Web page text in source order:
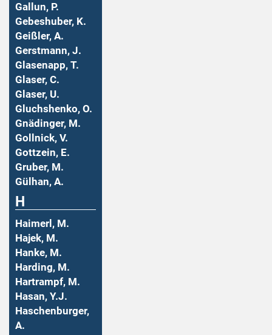
Gallun, P.
Gebeshuber, K.
Geißler, A.
Gerstmann, J.
Glasenapp, T.
Glaser, C.
Glaser, U.
Gluchshenko, O.
Gnädinger, M.
Gollnick, V.
Gottzein, E.
Gruber, M.
Gülhan, A.
H
Haimerl, M.
Hajek, M.
Hanke, M.
Harding, M.
Hartrampf, M.
Hasan, Y.J.
Haschenburger,
A.